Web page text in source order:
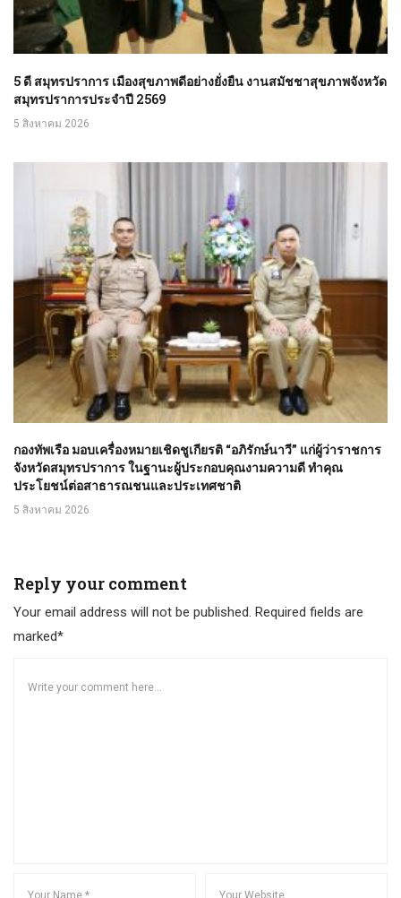
5 ดี สมุทรปราการ เมืองสุขภาพดีอย่างยั่งยืน งานสมัชชาสุขภาพจังหวัด
สมุทรปราการประจำปี 2569
5 สิงหาคม 2026
กองทัพเรือ มอบเครื่องหมายเชิดชูเกียรติ “อภิรักษ์นาวี” แก่ผู้ว่าราชการ
จังหวัดสมุทรปราการ ในฐานะผู้ประกอบคุณงามความดี ทำคุณ
ประโยชน์ต่อสาธารณชนและประเทศชาติ
5 สิงหาคม 2026
Reply your comment
Your email address will not be published. Required fields are
marked*